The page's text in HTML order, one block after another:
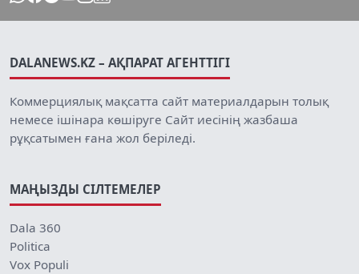
DALANEWS.KZ – АҚПАРАТ АГЕНТТІГІ
Коммерциялық мақсатта сайт материалдарын толық
немесе ішінара көшіруге Сайт иесінің жазбаша
рұқсатымен ғана жол беріледі.
МАҢЫЗДЫ СІЛТЕМЕЛЕР
Dala 360
Politica
Vox Populi